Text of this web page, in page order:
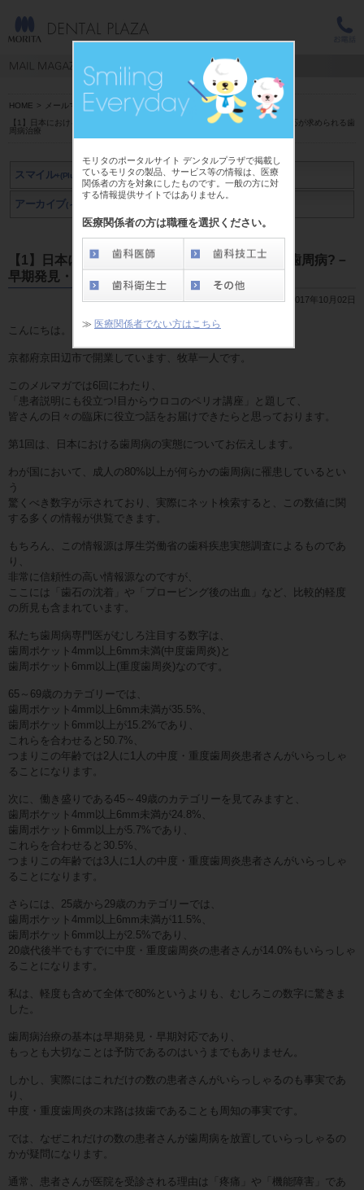
モリタのポータルサイト デンタルプラザで掲載し
ているモリタの製品、サービス等の情報は、医療
関係者の方を対象にしたものです。一般の方に対
する情報提供サイトではありません。
医療関係者の方は職種を選択ください。
≫ 医療関係者でない方はこちら
HOME > メールマガジン スマイル+(Plus) 牧草 一人 先生>
【1】日本における歯周病の実態－成人の80%が歯周病?－ 早期発見・早期対応が求められる歯
周病治療
スマイル+(Plus)
アーカイブ(～2019年3月)
【1】日本における歯周病の実態－成人の80%が歯周病?－
早期発見・早期対応が求められる歯周病治療
2017年10月02日
こんにちは。
京都府京田辺市で開業しています、牧草一人です。
このメルマガでは6回にわたり、
「患者説明にも役立つ!目からウロコのペリオ講座」と題して、
皆さんの日々の臨床に役立つ話をお届けできたらと思っております。
第1回は、日本における歯周病の実態についてお伝えします。
わが国において、成人の80%以上が何らかの歯周病に罹患しているとい
う
驚くべき数字が示されており、実際にネット検索すると、この数値に関
する多くの情報が供覧できます。
もちろん、この情報源は厚生労働省の歯科疾患実態調査によるものであ
り、
非常に信頼性の高い情報源なのですが、
ここには「歯石の沈着」や「プロービング後の出血」など、比較的軽度
の所見も含まれています。
私たち歯周病専門医がむしろ注目する数字は、
歯周ポケット4mm以上6mm未満(中度歯周炎)と
歯周ポケット6mm以上(重度歯周炎)なのです。
65～69歳のカテゴリーでは、
歯周ポケット4mm以上6mm未満が35.5%、
歯周ポケット6mm以上が15.2%であり、
これらを合わせると50.7%、
つまりこの年齢では2人に1人の中度・重度歯周炎患者さんがいらっしゃ
ることになります。
次に、働き盛りである45～49歳のカテゴリーを見てみますと、
歯周ポケット4mm以上6mm未満が24.8%、
歯周ポケット6mm以上が5.7%であり、
これらを合わせると30.5%、
つまりこの年齢では3人に1人の中度・重度歯周炎患者さんがいらっしゃ
ることになります。
さらには、25歳から29歳のカテゴリーでは、
歯周ポケット4mm以上6mm未満が11.5%、
歯周ポケット6mm以上が2.5%であり、
20歳代後半でもすでに中度・重度歯周炎の患者さんが14.0%もいらっしゃ
ることになります。
私は、軽度も含めて全体で80%というよりも、むしろこの数字に驚きま
した。
歯周病治療の基本は早期発見・早期対応であり、
もっとも大切なことは予防であるのはいうまでもありません。
しかし、実際にはこれだけの数の患者さんがいらっしゃるのも事実であ
り、
中度・重度歯周炎の末路は抜歯であることも周知の事実です。
では、なぜこれだけの数の患者さんが歯周病を放置していらっしゃるの
かが疑問になります。
通常、患者さんが医院を受診される理由は「疼痛」や「機能障害」であ